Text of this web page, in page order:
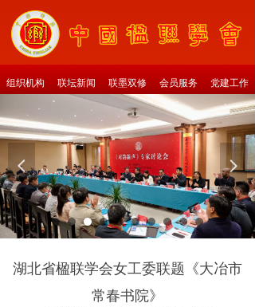
组织机构 联坛新闻 联墨双修 会员服务 党建工作
넳 넲
湖北省楹联学会女工委联题《大冶市
常春书院》